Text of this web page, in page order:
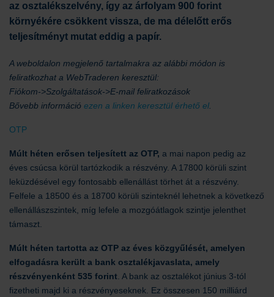
az osztalékszelvény, így az árfolyam 900 forint
környékére csökkent vissza, de ma délelőtt erős
teljesítményt mutat eddig a papír.
A weboldalon megjelenő tartalmakra az alábbi módon is
feliratkozhat a WebTraderen keresztül:
Fiókom->Szolgáltatások->E-mail feliratkozások
Bővebb információ ezen a linken keresztül érhető el
OTP
Múlt héten erősen teljesített az OTP, a mai napon pedig az
éves csúcsa körül tartózkodik a részvény. A 17800 körüli szint
leküzdésével egy fontosabb ellenállást törhet át a részvény.
Felfele a 18500 és a 18700 körüli szinteknél lehetnek a következő
ellenállászszintek, míg lefele a mozgóátlagok szintje jelenthet
támaszt.
Múlt héten tartotta az OTP az éves közgyűlését, amelyen
elfogadásra került a bank osztalékjavaslata, amely
részvényenként 535 forint . A bank az osztalékot június 3-tól
fizetheti majd ki a részvényeseknek. Ez összesen 150 milliárd